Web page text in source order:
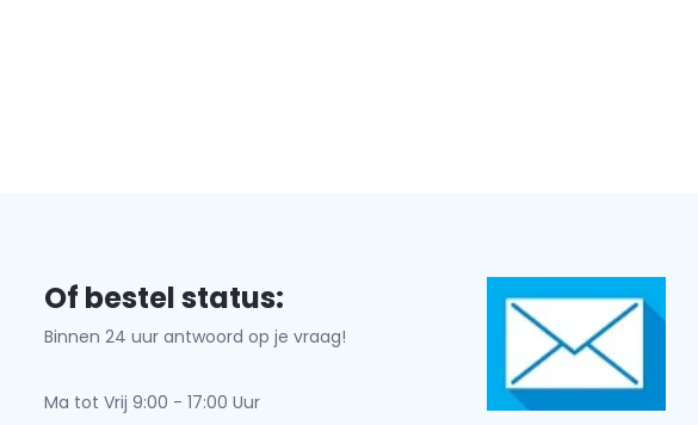
Of bestel status:
Binnen 24 uur antwoord op je vraag!
Ma tot Vrij 9:00 - 17:00 Uur